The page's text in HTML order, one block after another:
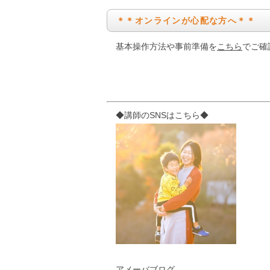
＊＊オンラインが心配な方へ＊＊
基本操作方法や事前準備をこちらでご確
◆講師のSNSはこちら◆